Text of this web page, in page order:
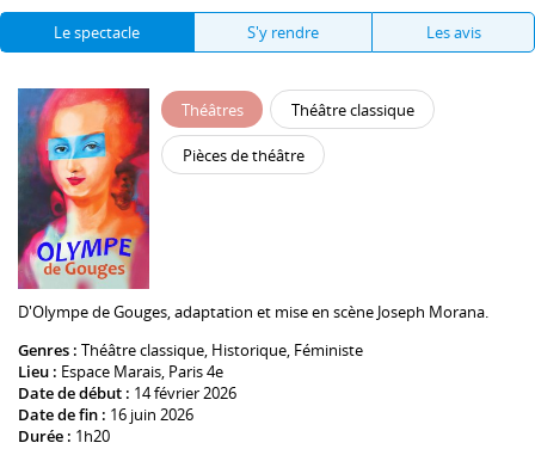
Le spectacle S'y rendre Les avis
Théâtres Théâtre classique
Pièces de théâtre
D'Olympe de Gouges, adaptation et mise en scène Joseph Morana.
Genres : Théâtre classique, Historique, Féministe
Lieu : Espace Marais, Paris 4e
Date de début : 14 février 2026
Date de fin : 16 juin 2026
Durée : 1h20